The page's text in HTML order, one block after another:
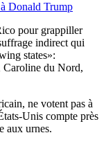
Donald Trump
pour grappiller
indirect qui
states»:
Caroline du Nord,
ne votent pas à
Unis compte près
aux urnes.